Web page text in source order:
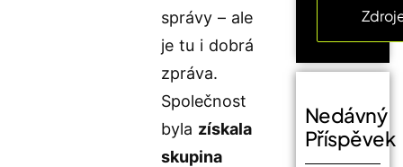
správy – ale
je tu i dobrá
zpráva.
Společnost
byla získala
skupina
Nedávný
Příspěvek